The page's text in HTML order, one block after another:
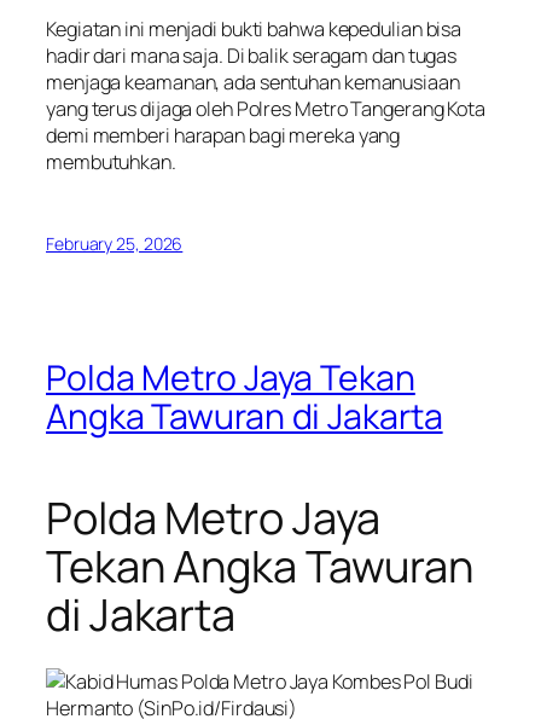
Kegiatan ini menjadi bukti bahwa kepedulian bisa
hadir dari mana saja. Di balik seragam dan tugas
menjaga keamanan, ada sentuhan kemanusiaan
yang terus dijaga oleh Polres Metro Tangerang Kota
demi memberi harapan bagi mereka yang
membutuhkan.
February 25, 2026
Polda Metro Jaya Tekan
Angka Tawuran di Jakarta
Polda Metro Jaya
Tekan Angka Tawuran
di Jakarta